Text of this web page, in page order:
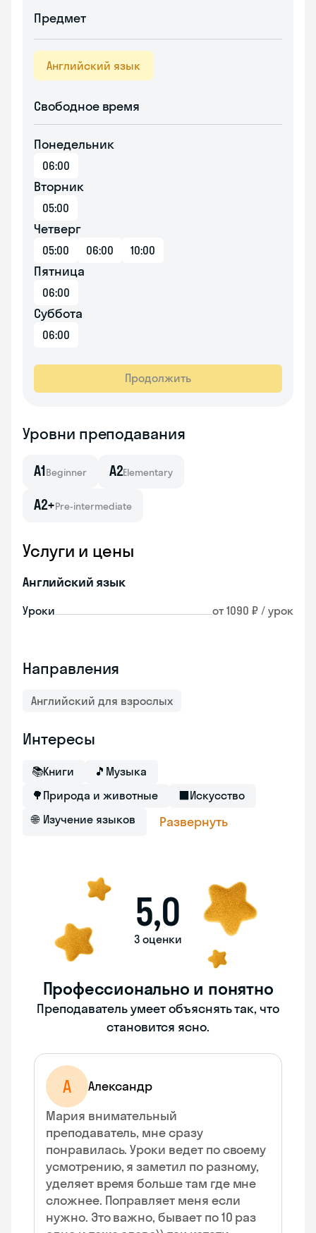
Предмет
Английский язык
Свободное время
Понедельник
06:00
Вторник
05:00
Четверг
05:00 06:00 10:00
Пятница
06:00
Суббота
06:00
Продолжить
Уровни преподавания
A1Beginner A2Elementary
A2+Pre-intermediate
Услуги и цены
Английский язык
Уроки от 1090 ₽ / урок
Направления
Английский для взрослых
Интересы
📚Книги 🎵 Музыка
🌳 Природа и животные ⬛Искусство
🌐 Изучение языков Развернуть
5,0
3 оценки
Профессионально и понятно
Преподаватель умеет объяснять так, что
становится ясно.
А
Александр
Мария внимательный
преподаватель, мне сразу
понравилась. Уроки ведет по своему
усмотрению, я заметил по разному,
уделяет время больше там где мне
сложнее. Поправляет меня если
нужно. Это важно, бывает по 10 раз